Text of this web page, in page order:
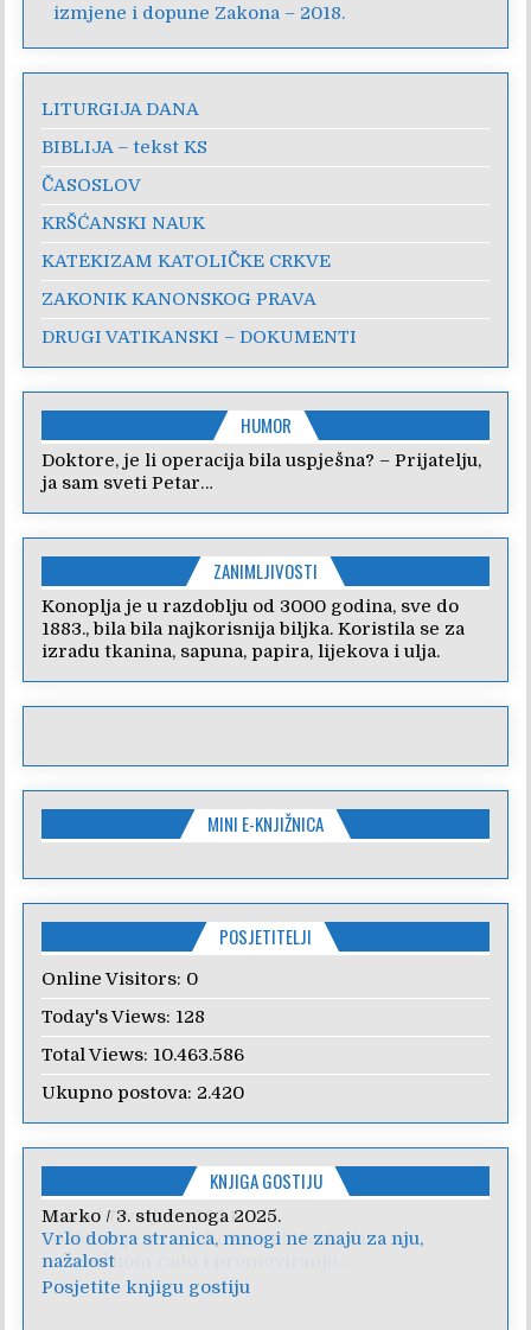
izmjene i dopune Zakona – 2018.
LITURGIJA DANA
BIBLIJA – tekst KS
ČASOSLOV
KRŠĆANSKI NAUK
KATEKIZAM KATOLIČKE CRKVE
ZAKONIK KANONSKOG PRAVA
DRUGI VATIKANSKI – DOKUMENTI
HUMOR
Doktore, je li operacija bila uspješna? – Prijatelju,
ja sam sveti Petar…
ZANIMLJIVOSTI
Konoplja je u razdoblju od 3000 godina, sve do
1883., bila bila najkorisnija biljka. Koristila se za
izradu tkanina, sapuna, papira, lijekova i ulja.
MINI E-KNJIŽNICA
POSJETITELJI
Online Visitors: 0
Today's Views: 128
Total Views: 10.463.586
Ukupno postova: 2.420
KNJIGA GOSTIJU
Anica/7. veljače 2024.
Poštovanje, draga kolegice! Hvala Vam na
nesebičnom radu i promoviranju...
Posjetite knjigu gostiju